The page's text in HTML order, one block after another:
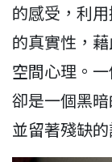
的感受，利
的真實性，
空間心理。
卻是一個黑
並留著殘缺的